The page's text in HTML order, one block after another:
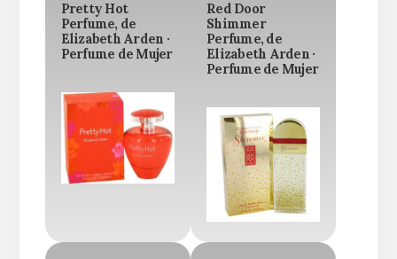
Pretty Hot
Perfume, de
Elizabeth Arden ·
Perfume de Mujer
Red Door
Shimmer
Perfume, de
Elizabeth Arden ·
Perfume de Mujer